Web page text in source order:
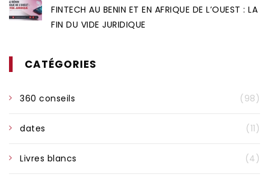
FINTECH AU BENIN ET EN AFRIQUE DE L’OUEST : LA
FIN DU VIDE JURIDIQUE
CATÉGORIES
360 conseils (98)
dates (11)
Livres blancs (4)